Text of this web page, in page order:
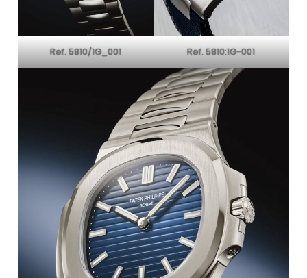
Ref. 5810/1G_001 Ref. 5810:1G-001